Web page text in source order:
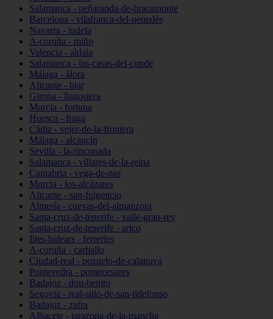
Salamanca - peñaranda-de-bracamonte
Barcelona - vilafranca-del-penedès
Navarra - tudela
A-coruña - miño
Valencia - aldaia
Salamanca - las-casas-del-conde
Málaga - álora
Alicante - biar
Girona - llagostera
Murcia - fortuna
Huesca - fraga
Cádiz - vejer-de-la-frontera
Málaga - alcaucín
Sevilla - la-rinconada
Salamanca - villares-de-la-reina
Cantabria - vega-de-pas
Murcia - los-alcázares
Alicante - san-fulgencio
Almería - cuevas-del-almanzora
Santa-cruz-de-tenerife - valle-gran-rey
Santa-cruz-de-tenerife - arico
Illes-balears - ferreries
A-coruña - carballo
Ciudad-real - pozuelo-de-calatrava
Pontevedra - pontecesures
Badajoz - don-benito
Segovia - real-sitio-de-san-ildefonso
Badajoz - zafra
Albacete - tarazona-de-la-mancha